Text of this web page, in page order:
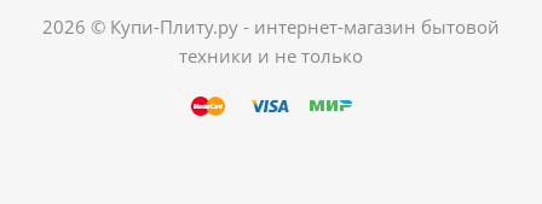
2026 © Купи-Плиту.ру - интернет-магазин бытовой
техники и не только